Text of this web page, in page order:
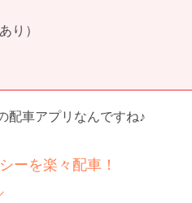
り）
配車アプリなんですね♪
ーを楽々配車！